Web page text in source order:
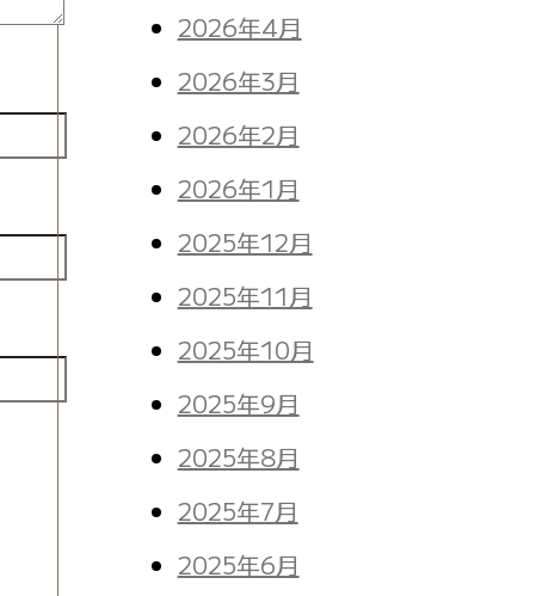
2026年4月
2026年3月
2026年2月
2026年1月
2025年12月
2025年11月
2025年10月
2025年9月
2025年8月
2025年7月
2025年6月